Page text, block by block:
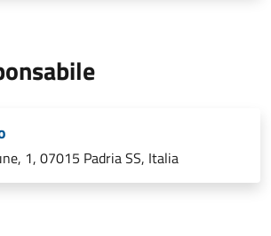
1, 07015 Padria SS, Italia